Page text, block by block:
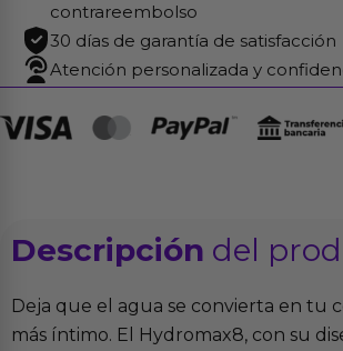
contrareembolso
30 días de garantía de satisfacción
Atención personalizada y
Descripción del
Deja que el agua se convierta en tu
más íntimo. El Hydromax8, con su